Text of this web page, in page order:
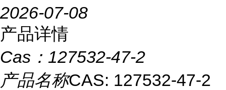
2026-07-08
产品详情
Cas： 127532-47-2
产品名称CAS: 127532-47-2